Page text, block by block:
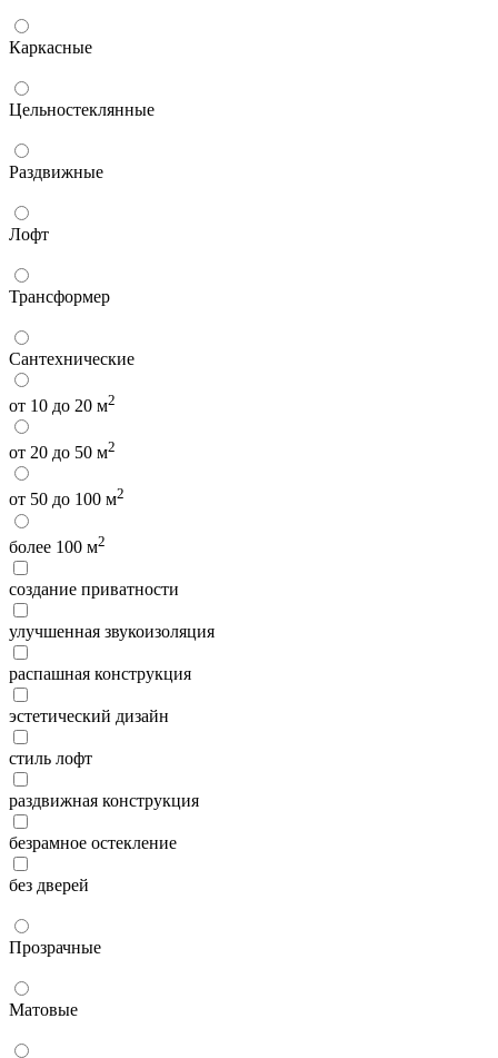
Каркасные
Цельностеклянные
Раздвижные
Лофт
Трансформер
Сантехнические
от 10 до 20 м2
от 20 до 50 м2
от 50 до 100 м2
более 100 м2
создание приватности
улучшенная звукоизоляция
распашная конструкция
эстетический дизайн
стиль лофт
раздвижная конструкция
безрамное остекление
без дверей
Прозрачные
Матовые